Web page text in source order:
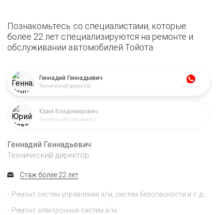
Познакомьтесь со специалистами, которые
более 22 лет специализируются на ремонте и
обслуживании автомобилей Тойота
Геннадий Геннадьевич
Технический директор WhatsApp
Юрий Владимирович
Технический специалист
Геннадий Геннадьевич
Технический директор
Стаж более 22 лет
Ремонт систем управления а/м, систем безопасности и т. д.;
Ремонт электронных систем а/м;